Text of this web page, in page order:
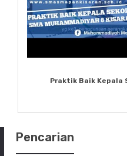
Praktik Baik
Pencarian